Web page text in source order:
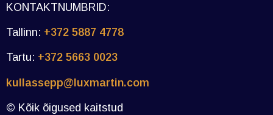
KONTAKTNUMBRID:
Tallinn: +372 5887 4778
Tartu: +372 5663 0023
kullassepp@luxmartin.com
© Kõik õigused kaitstud